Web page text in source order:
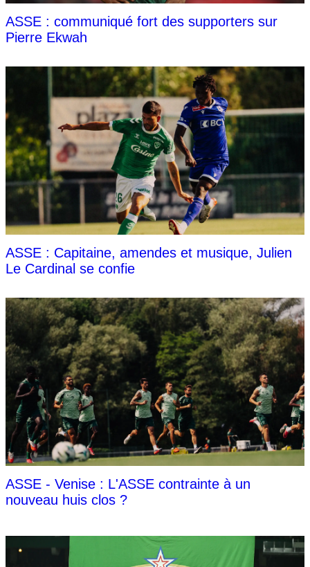
ASSE : communiqué fort des supporters sur
Pierre Ekwah
ASSE : Capitaine, amendes et musique, Julien
Le Cardinal se confie
ASSE - Venise : L'ASSE contrainte à un
nouveau huis clos ?